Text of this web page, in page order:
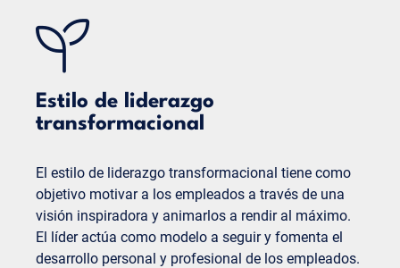
libertad, los empleados pueden trabajar de
Falta de orientación:sin directrices claras,
pueden surgir incertidumbres y
Control insuficiente:es posible que el
directivo no siempre tenga una visión general
precisa de los progresos y retos de los
empleados.
Estilo de liderazgo
transformacional
El estilo de liderazgo transformacional tiene como
objetivo motivar a los empleados a través de una
visión inspiradora y animarlos a rendir al máximo.
El líder actúa como modelo a seguir y fomenta el
desarrollo personal y profesional de los empleados.